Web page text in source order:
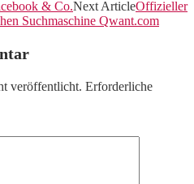
& Co.Next ArticleOffizieller
Suchmaschine Qwant.com
veröffentlicht. Erforderliche